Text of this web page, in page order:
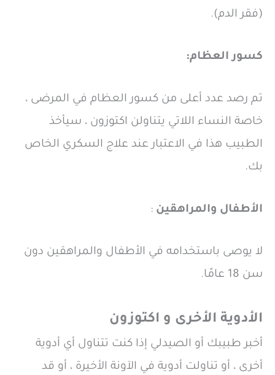
(فقر الدم).
كسور العظام:
تم رصد عدد أعلى من كسور العظام في المرضى ،
خاصة النساء اللاتي يتناولن اكتوزون ، سيأخذ
الطبيب هذا في الاعتبار عند علاج السكري الخاص
بك.
الأطفال والمراهقين :
لا يوصى باستخدامه في الأطفال والمراهقين دون
سن 18 عامًا.
الأدوية الأخرى و اكتوزون
أخبر طبيبك أو الصيدلي إذا كنت تتناول أي أدوية
أخرى ، أو تناولت أدوية في الآونة الأخيرة ، أو قد